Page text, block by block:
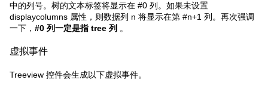
中的列号。树的文本标签将显示在 #0 列。如果未设置
displaycolumns 属性，则数据列 n 将显示在第 #n+1 列。再次强调
一下， #0 列一定是指 tree 列 。
虚拟事件
Treeview 控件会生成以下虚拟事件。